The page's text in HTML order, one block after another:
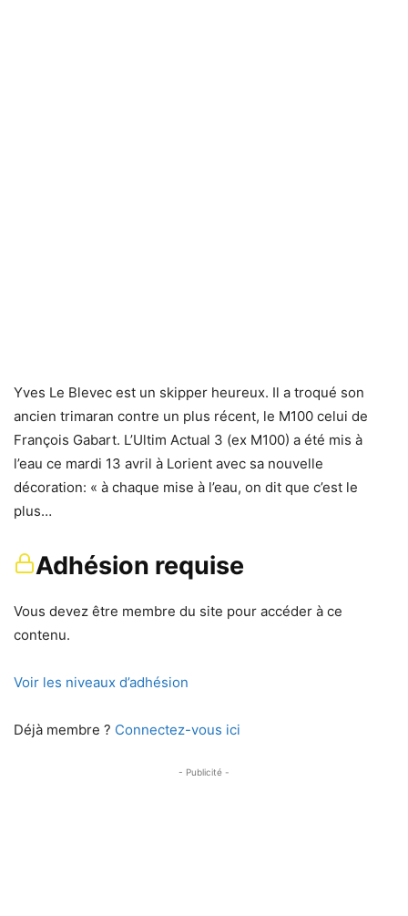
Yves Le Blevec est un skipper heureux. Il a troqué son
ancien trimaran contre un plus récent, le M100 celui de
François Gabart. L’Ultim Actual 3 (ex M100) a été mis à
l’eau ce mardi 13 avril à Lorient avec sa nouvelle
décoration: « à chaque mise à l’eau, on dit que c’est le
plus…
Adhésion requise
Vous devez être membre du site pour accéder à ce
contenu.
Voir les niveaux d’adhésion
Déjà membre ? Connectez-vous ici
- Publicité -